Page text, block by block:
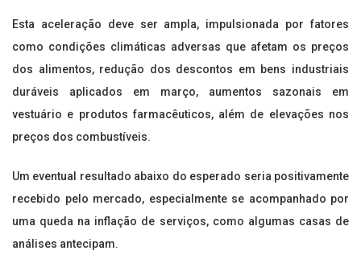
Esta aceleração deve ser ampla, impulsionada por fatores
como condições climáticas adversas que afetam os preços
dos alimentos, redução dos descontos em bens industriais
duráveis aplicados em março, aumentos sazonais em
vestuário e produtos farmacêuticos, além de elevações nos
preços dos combustíveis.
Um eventual resultado abaixo do esperado seria positivamente
recebido pelo mercado, especialmente se acompanhado por
uma queda na inflação de serviços, como algumas casas de
análises antecipam.